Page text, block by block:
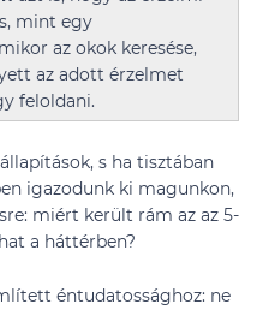
mint egy
az okok keresése,
az adott érzelmet
feloldani.
s ha tisztában
igazodunk ki magunkon,
miért került rám az az 5-
a háttérben?
éntudatossághoz: ne